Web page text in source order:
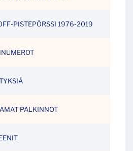
PISTEPÖRSSI 1976-2019
PALKINNOT